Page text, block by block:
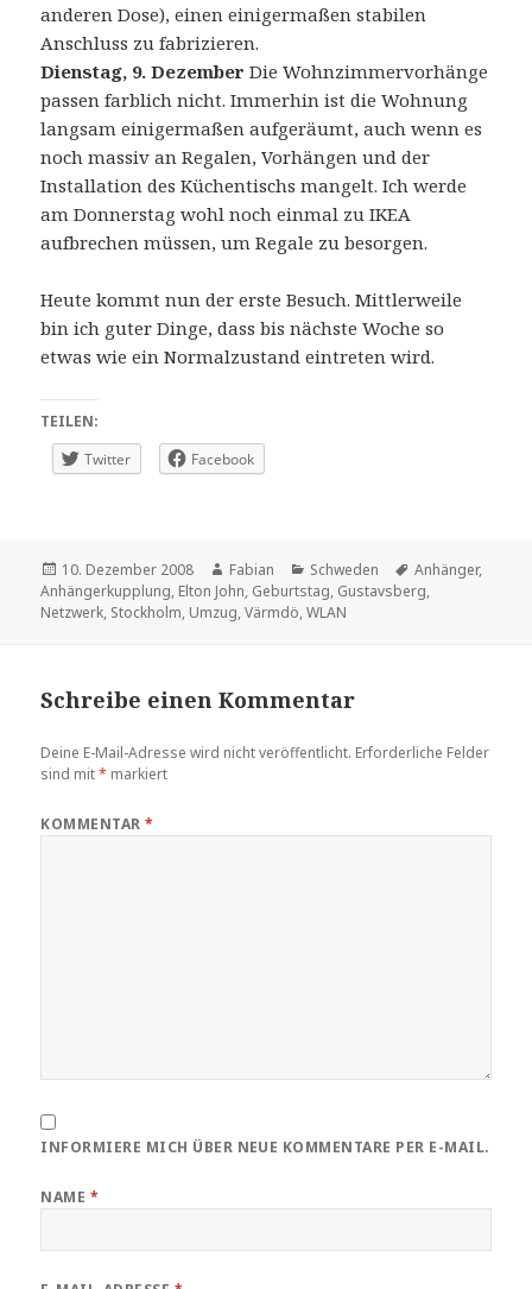
anderen Dose), einen einigermaßen stabilen
Anschluss zu fabrizieren.
Dienstag, 9. Dezember Die Wohnzimmervorhänge
passen farblich nicht. Immerhin ist die Wohnung
langsam einigermaßen aufgeräumt, auch wenn es
noch massiv an Regalen, Vorhängen und der
Installation des Küchentischs mangelt. Ich werde
am Donnerstag wohl noch einmal zu IKEA
aufbrechen müssen, um Regale zu besorgen.
Heute kommt nun der erste Besuch. Mittlerweile
bin ich guter Dinge, dass bis nächste Woche so
etwas wie ein Normalzustand eintreten wird.
TEILEN:
Twitter
Facebook
Veröffentlicht
am
10. Dezember 2008 Autor
Fabian Kategorien
Schweden Schlagwörter
Anhänger,
Anhängerkupplung, Elton John, Geburtstag, Gustavsberg,
Netzwerk, Stockholm, Umzug,Värmdö,WLAN
Schreibe einen Kommentar
Deine E-Mail-Adresse wird nicht veröffentlicht. Erforderliche Felder
sind mit* markiert
KOMMENTAR*
INFORMIERE MICH ÜBER NEUE KOMMENTARE PER E-MAIL.
NAME *